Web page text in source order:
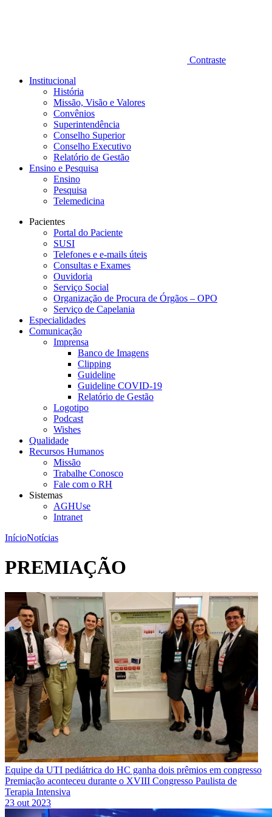
Contraste
Institucional
História
Missão, Visão e Valores
Convênios
Superintendência
Conselho Superior
Conselho Executivo
Relatório de Gestão
Ensino e Pesquisa
Ensino
Pesquisa
Telemedicina
Pacientes
Portal do Paciente
SUSI
Telefones e e-mails úteis
Consultas e Exames
Ouvidoria
Serviço Social
Organização de Procura de Órgãos – OPO
Serviço de Capelania
Especialidades
Comunicação
Imprensa
Banco de Imagens
Clipping
Guideline
Guideline COVID-19
Relatório de Gestão
Logotipo
Podcast
Wishes
Qualidade
Recursos Humanos
Missão
Trabalhe Conosco
Fale com o RH
Sistemas
AGHUse
Intranet
InícioNotícias
PREMIAÇÃO
Equipe da UTI pediátrica do HC ganha dois prêmios em congresso
Premiação aconteceu durante o XVIII Congresso Paulista de
Terapia Intensiva
23 out 2023